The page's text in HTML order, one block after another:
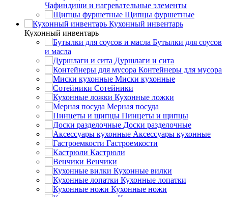
Чафиндиши и нагревательные элементы
Щипцы фуршетные
Кухонный инвентарь
Кухонный инвентарь
Бутылки для соусов
и масла
Дуршлаги и сита
Контейнеры для мусора
Миски кухонные
Сотейники
Кухонные ложки
Мерная посуда
Пинцеты и щипцы
Доски разделочные
Аксессуары кухонные
Гастроемкости
Кастрюли
Венчики
Кухонные вилки
Кухонные лопатки
Кухонные ножи